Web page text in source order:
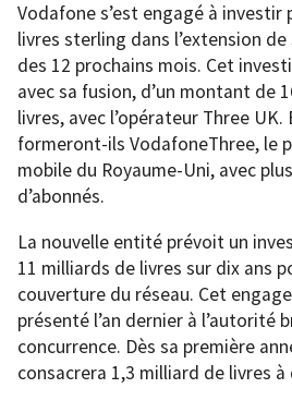
Vodafone s’est engagé à investir
livres sterling dans l’extension
des 12 prochains mois. Cet
avec sa fusion, d’un montant de
livres, avec l’opérateur Three UK.
formeront-ils VodafoneThree, le
mobile du Royaume-Uni, avec
d’abonnés.
La nouvelle entité prévoit un
11 milliards de livres sur dix ans
couverture du réseau. Cet
présenté l’an dernier à l’autorité
concurrence. Dès sa première
consacrera 1,3 milliard de livres